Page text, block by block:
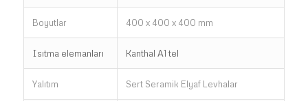
Boyutlar 400 x 400 x 400 mm
Isıtma elemanları Kanthal A1 tel
Yalıtım Sert Seramik Elyaf Levhalar